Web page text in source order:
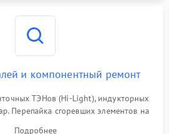
и компонентный ремонт
ТЭНов (Hi-Light), индукторных
Перепайка сгоревших элементов на
Подробнее